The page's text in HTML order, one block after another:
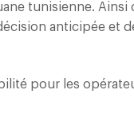
tunisienne. Ainsi
anticipée et
pour les